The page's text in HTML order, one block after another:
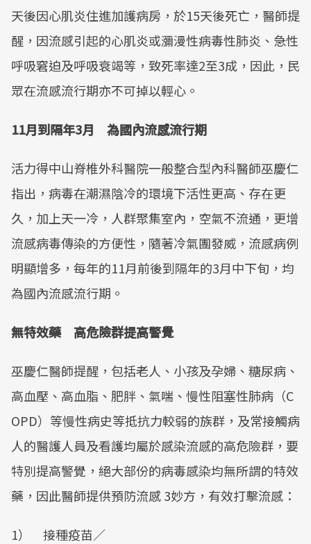
天後因心肌炎住進加護病房，於15天後死亡，醫師提
醒，因流感引起的心肌炎或瀰漫性病毒性肺炎、急性
呼吸窘迫及呼吸衰竭等，致死率達2至3成，因此，民
眾在流感流行期亦不可掉以輕心。
11月到隔年3月 為國內流感流行期
活力得中山脊椎外科醫院一般整合型內科醫師巫慶仁
指出，病毒在潮濕陰冷的環境下活性更高、存在更
久，加上天一冷，人群聚集室內，空氣不流通，更增
流感病毒傳染的方便性，隨著冷氣團發威，流感病例
明顯增多，每年的11月前後到隔年的3月中下旬，均
為國內流感流行期。
無特效藥 高危險群提高警覺
巫慶仁醫師提醒，包括老人、小孩及孕婦、糖尿病、
高血壓、高血脂、肥胖、氣喘、慢性阻塞性肺病（C
OPD）等慢性病史等抵抗力較弱的族群，及常接觸病
人的醫護人員及看護均屬於感染流感的高危險群，要
特別提高警覺，絕大部份的病毒感染均無所謂的特效
藥，因此醫師提供預防流感 3妙方，有效打擊流感：
1） 接種疫苗／